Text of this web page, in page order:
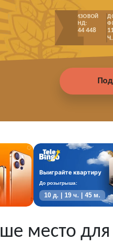
ПРИЗОВОЙ
ФОНД:
3 744 448
Выиграйте квартиру
До розыгрыша:
10 д. | 19 ч. | 45 м.
место